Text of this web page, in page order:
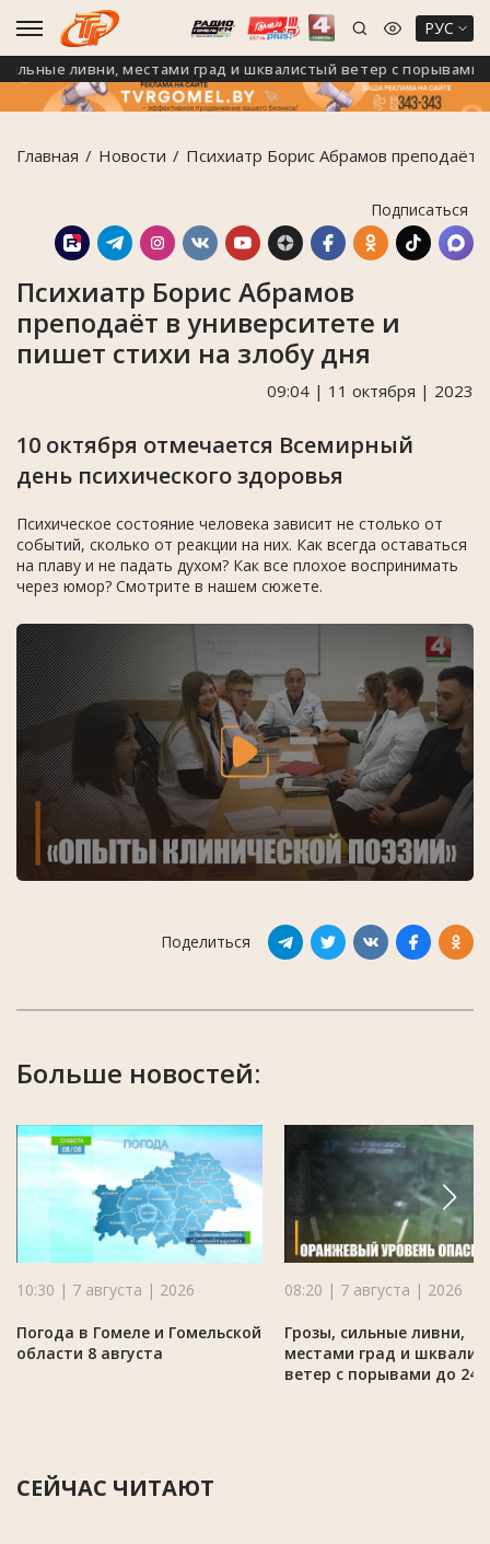
РУС
ливни, местами град и шквалистый ветер с порывами до
Главная Новости Психиатр Борис Абрамов преподаёт
Подписаться
Психиатр Борис Абрамов
преподаёт в университете и
пишет стихи на злобу дня
09:04 | 11 октября | 2023
10 октября отмечается Всемирный
день психического здоровья
Психическое состояние человека зависит не столько от
событий, сколько от реакции на них. Как всегда оставаться
на плаву и не падать духом? Как все плохое воспринимать
через юмор? Смотрите в нашем сюжете.
Поделиться
Больше новостей:
10:30 | 7 августа | 2026
Погода в Гомеле и Гомельской
области 8 августа
08:20 | 7 августа | 2026
Грозы, сильные ливни,
местами град и
ветер с порывами до 24
СЕЙЧАС ЧИТАЮТ